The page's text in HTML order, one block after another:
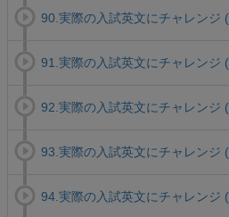
90.実際の入試英文にチャレン
91.実際の入試英文にチャレン
92.実際の入試英文にチャレン
93.実際の入試英文にチャレン
94.実際の入試英文にチャレン